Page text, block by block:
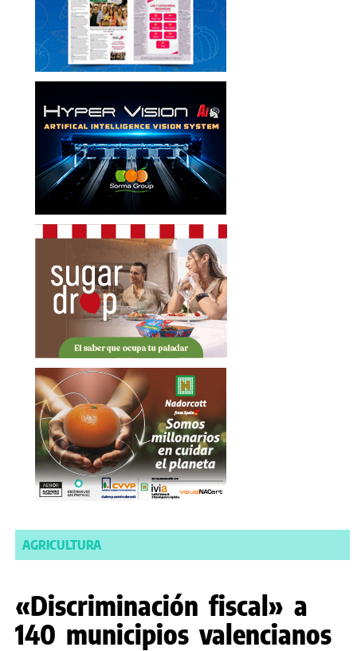
AGRICULTURA
«Discriminación fiscal» a
140 municipios valencianos